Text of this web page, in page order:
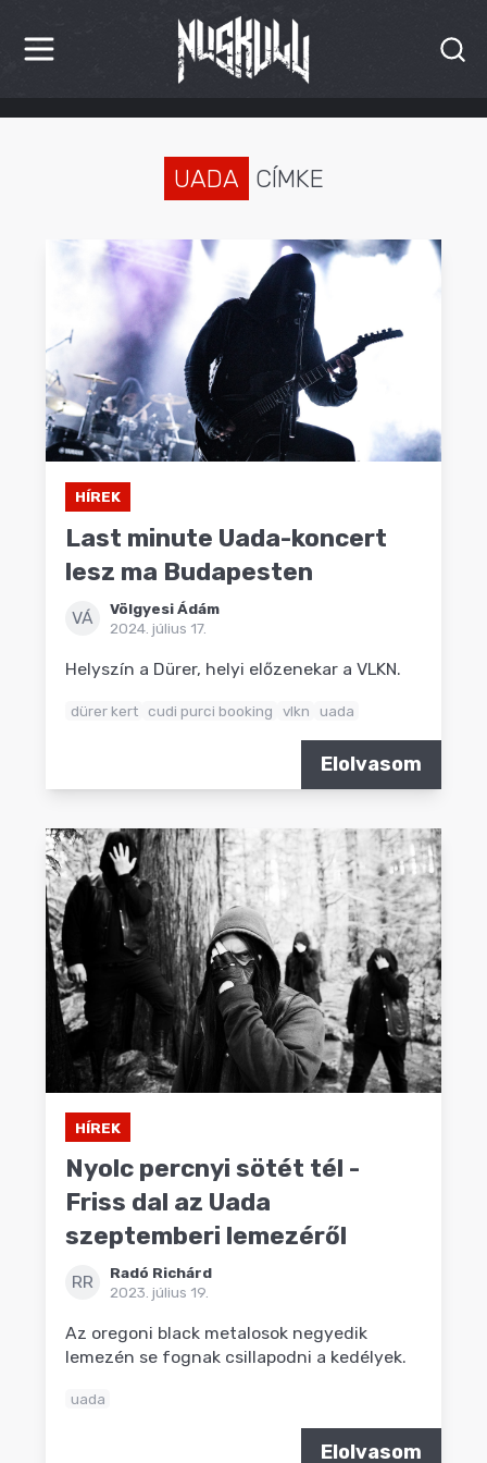
HÍREK
INTERJÚK
PREMIEREK
KULT
MÁSVILÁG
UADA CÍMKE
HÍREK
Last minute Uada-koncert
lesz ma Budapesten
VÁ
Völgyesi Ádám
2024. július 17.
Helyszín a Dürer, helyi előzenekar a VLKN.
dürer kert cudi purci booking vlkn uada
Elolvasom
HÍREK
Nyolc percnyi sötét tél -
Friss dal az Uada
szeptemberi lemezéről
RR
Radó Richárd
2023. július 19.
Az oregoni black metalosok negyedik
lemezén se fognak csillapodni a kedélyek.
uada
Elolvasom